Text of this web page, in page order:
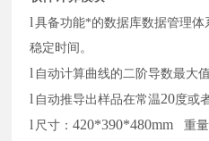
l 具备功能*的数据库数据管理
稳定时间。
l 自动计算曲线的二阶导数最大
l 自动推导出样品在常温20度或
l 尺寸：420*390*480mm重量